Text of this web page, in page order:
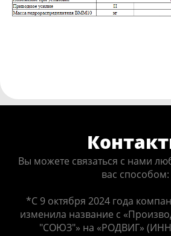
Вы можете связаться с нами
вас способом:
*С 9 октября 2024 года
изменила название с
"СОЮЗ"» на «РОДВИГ» (ИНН